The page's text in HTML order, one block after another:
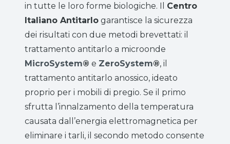
in tutte le loro forme biologiche. Il Centro
Italiano Antitarlo garantisce la sicurezza
dei risultati con due metodi brevettati: il
trattamento antitarlo a microonde
MicroSystem® e ZeroSystem®, il
trattamento antitarlo anossico, ideato
proprio per i mobili di pregio. Se il primo
sfrutta l’innalzamento della temperatura
causata dall’energia elettromagnetica per
eliminare i tarli, il secondo metodo consente